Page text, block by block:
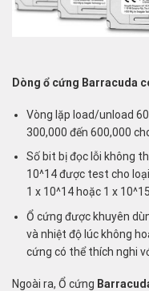
Dòng ổ cứng Barracuda
Vòng lặp load/unload
300,000 đến 600,000
Số bit bị đọc lỗi không
10^14 được test cho
1 x 10^14 hoặc 1 x
Ổ cứng được khuyên
và nhiệt độ lúc không
cứng có thể thích nghi
Ngoài ra, Ổ cứng